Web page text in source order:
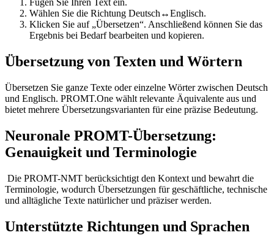
Fügen Sie Ihren Text ein.
Wählen Sie die Richtung Deutsch↔Englisch.
Klicken Sie auf „Übersetzen“. Anschließend können Sie das
Ergebnis bei Bedarf bearbeiten und kopieren.
Übersetzung von Texten und Wörtern
Übersetzen Sie ganze Texte oder einzelne Wörter zwischen Deutsch
und Englisch. PROMT.One wählt relevante Äquivalente aus und
bietet mehrere Übersetzungsvarianten für eine präzise Bedeutung.
Neuronale PROMT-Übersetzung:
Genauigkeit und Terminologie
Die PROMT-NMT berücksichtigt den Kontext und bewahrt die
Terminologie, wodurch Übersetzungen für geschäftliche, technische
und alltägliche Texte natürlicher und präziser werden.
Unterstützte Richtungen und Sprachen